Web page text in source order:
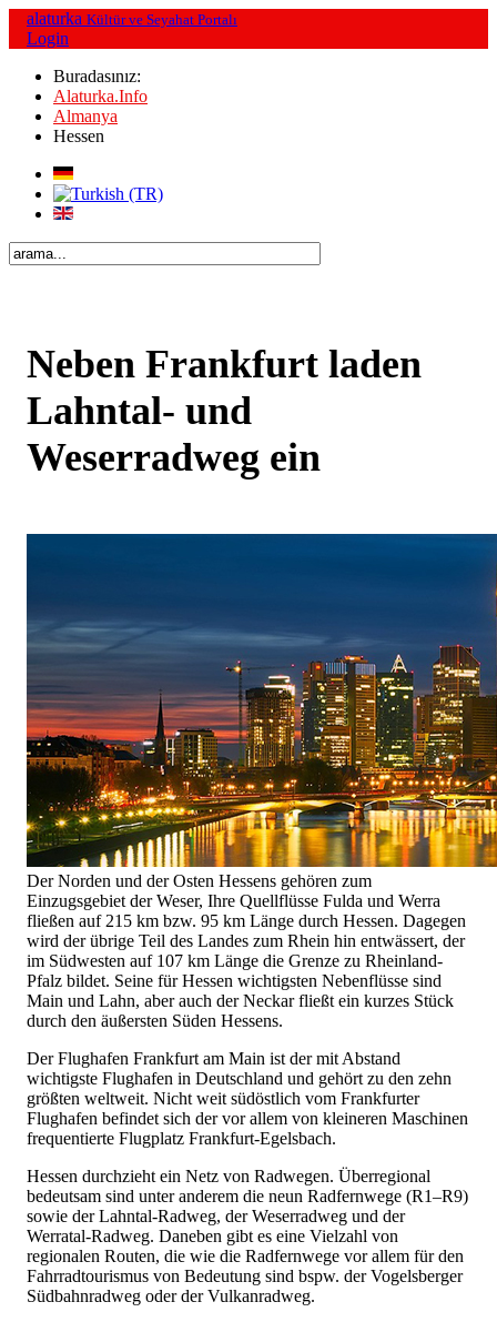
alaturka Kültür ve Seyahat Portalı
Login
Buradasınız:
Alaturka.Info
Almanya
Hessen
Neben Frankfurt laden
Lahntal- und
Weserradweg ein
Der Norden und der Osten Hessens gehören zum
Einzugsgebiet der Weser, Ihre Quellflüsse Fulda und Werra
fließen auf 215 km bzw. 95 km Länge durch Hessen. Dagegen
wird der übrige Teil des Landes zum Rhein hin entwässert, der
im Südwesten auf 107 km Länge die Grenze zu Rheinland-
Pfalz bildet. Seine für Hessen wichtigsten Nebenflüsse sind
Main und Lahn, aber auch der Neckar fließt ein kurzes Stück
durch den äußersten Süden Hessens.
Der Flughafen Frankfurt am Main ist der mit Abstand
wichtigste Flughafen in Deutschland und gehört zu den zehn
größten weltweit. Nicht weit südöstlich vom Frankfurter
Flughafen befindet sich der vor allem von kleineren Maschinen
frequentierte Flugplatz Frankfurt-Egelsbach.
Hessen durchzieht ein Netz von Radwegen. Überregional
bedeutsam sind unter anderem die neun Radfernwege (R1–R9)
sowie der Lahntal-Radweg, der Weserradweg und der
Werratal-Radweg. Daneben gibt es eine Vielzahl von
regionalen Routen, die wie die Radfernwege vor allem für den
Fahrradtourismus von Bedeutung sind bspw. der Vogelsberger
Südbahnradweg oder der Vulkanradweg.